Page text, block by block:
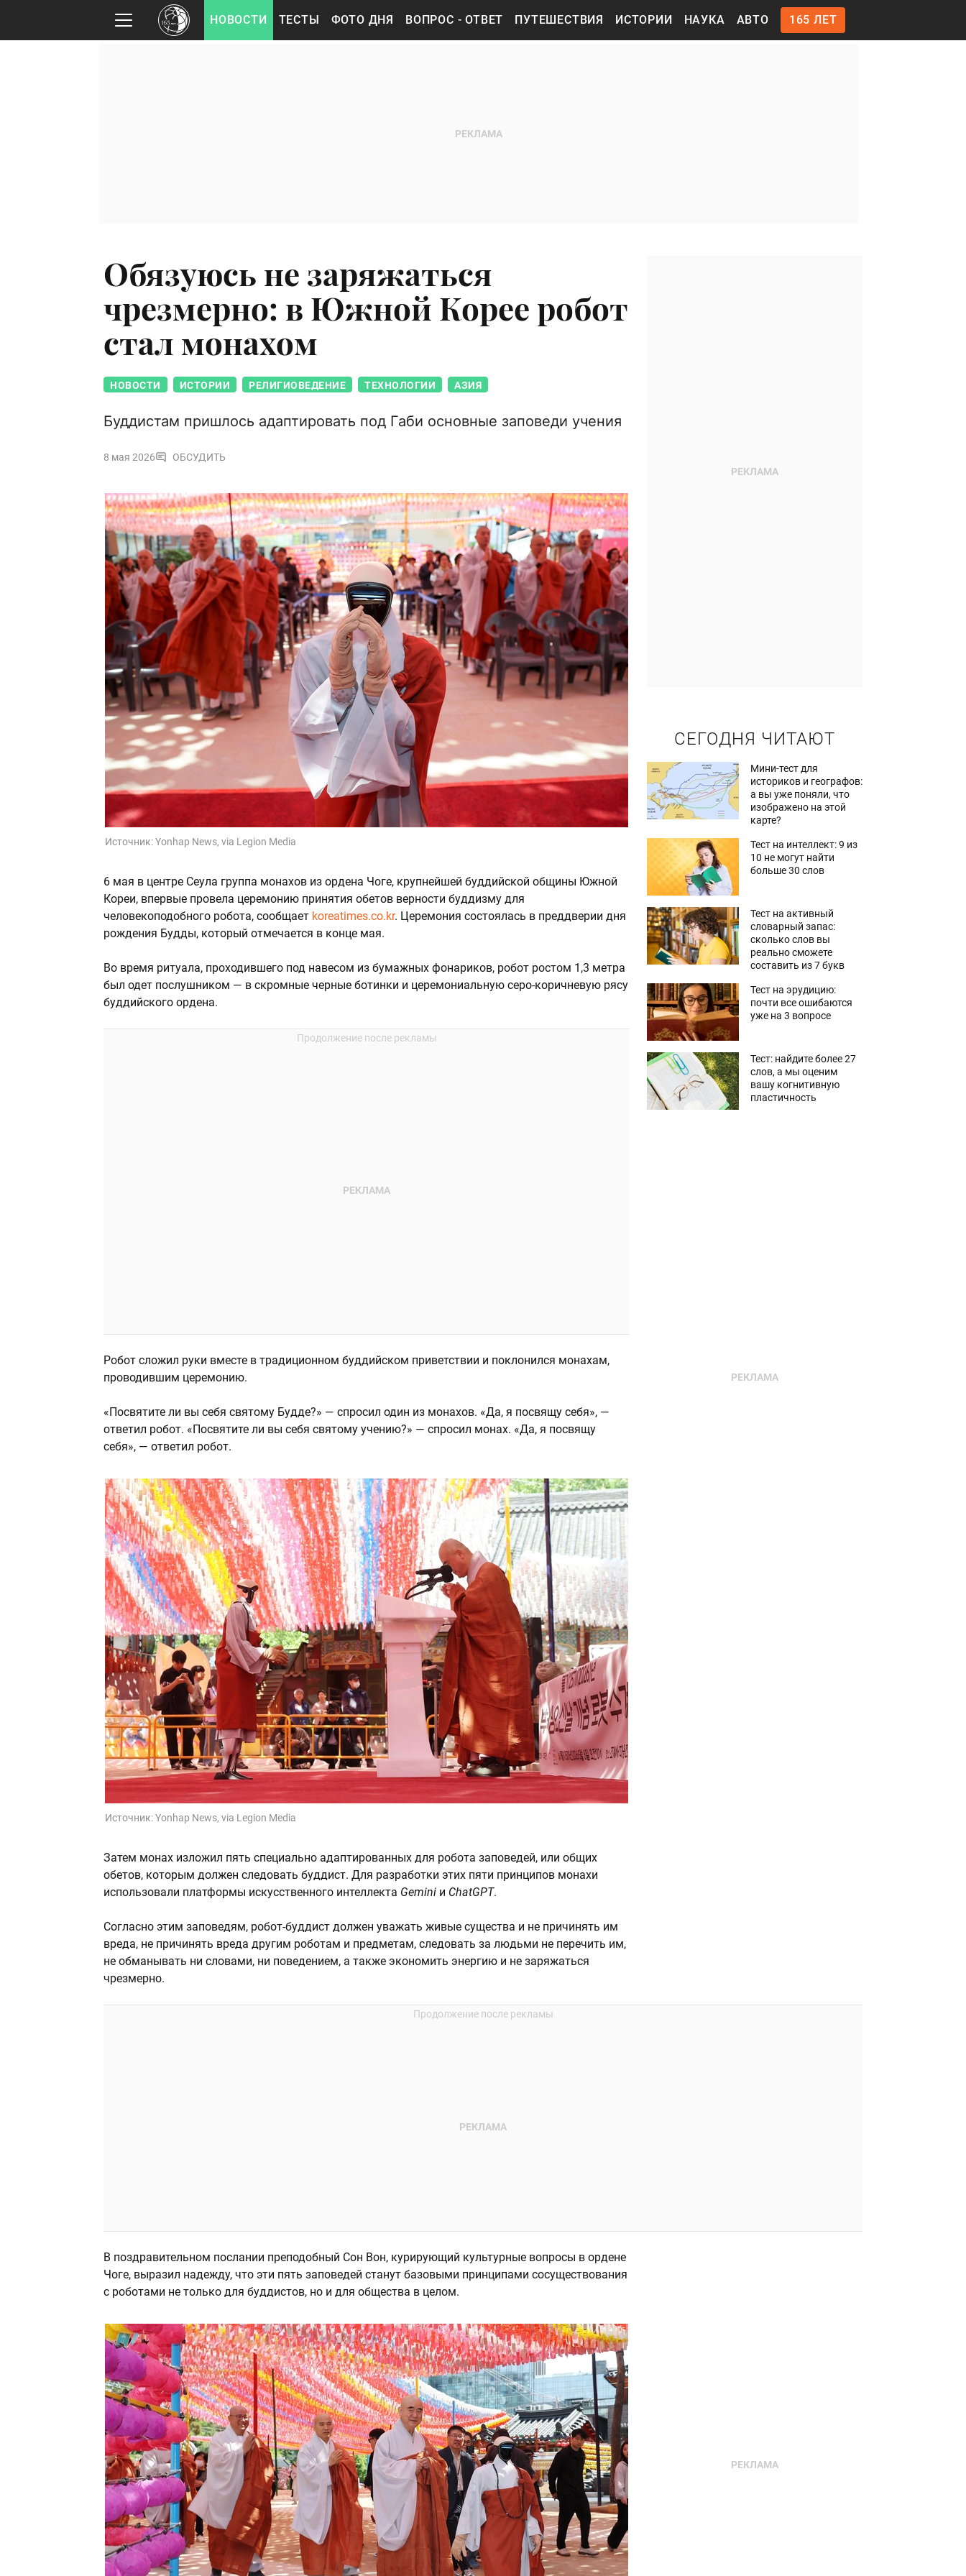
НОВОСТИ ТЕСТЫ ФОТО ДНЯ ВОПРОС - ОТВЕТ ПУТЕШЕСТВИЯ ИСТОРИИ НАУКА АВТО 165 ЛЕТ
Обязуюсь не заряжаться
чрезмерно: в Южной Корее робот
стал монахом
НОВОСТИ ИСТОРИИ РЕЛИГИОВЕДЕНИЕ ТЕХНОЛОГИИ АЗИЯ
Буддистам пришлось адаптировать под Габи основные заповеди учения
8 мая 2026 ОБСУДИТЬ
Источник:Yonhap News, via Legion Media
6 мая в центре Сеула группа монахов из ордена Чоге, крупнейшей буддийской общины Южной
Кореи, впервые провела церемонию принятия обетов верности буддизму для
человекоподобного робота, сообщает koreatimes.co.kr. Церемония состоялась в преддверии дня
рождения Будды, который отмечается в конце мая.
Во время ритуала, проходившего под навесом из бумажных фонариков, робот ростом 1,3 метра
был одет послушником — в скромные черные ботинки и церемониальную серо-коричневую рясу
буддийского ордена.
Робот сложил руки вместе в традиционном буддийском приветствии и поклонился монахам,
проводившим церемонию.
«Посвятите ли вы себя святому Будде?» — спросил один из монахов. «Да, я посвящу себя», —
ответил робот. «Посвятите ли вы себя святому учению?» — спросил монах. «Да, я посвящу
себя», — ответил робот.
Источник:Yonhap News, via Legion Media
Затем монах изложил пять специально адаптированных для робота заповедей, или общих
обетов, которым должен следовать буддист. Для разработки этих пяти принципов монахи
использовали платформы искусственного интеллекта Gemini и ChatGPT.
Согласно этим заповедям, робот-буддист должен уважать живые существа и не причинять им
вреда, не причинять вреда другим роботам и предметам, следовать за людьми не перечить им,
не обманывать ни словами, ни поведением, а также экономить энергию и не заряжаться
чрезмерно.
В поздравительном послании преподобный Сон Вон, курирующий культурные вопросы в ордене
Чоге, выразил надежду, что эти пять заповедей станут базовыми принципами сосуществования
с роботами не только для буддистов, но и для общества в целом.
СЕГОДНЯ ЧИТАЮТ
Мини-тест для
историков и географов:
а вы уже поняли, что
изображено на этой
карте?
Тест на интеллект: 9 из
10 не могут найти
больше 30 слов
Тест на активный
словарный запас:
сколько слов вы
реально сможете
составить из 7 букв
Тест на эрудицию:
почти все ошибаются
уже на 3 вопросе
Тест: найдите более 27
слов, а мы оценим
вашу когнитивную
пластичность